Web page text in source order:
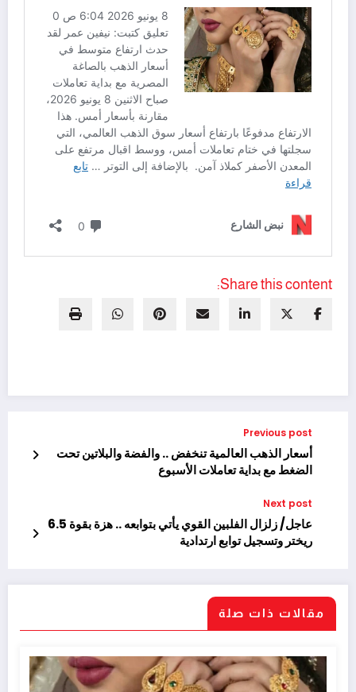
Share this content:
Previous post
أسعار الذهب العالمية تنخفض .. والفضة والبلاتين تحت
الضغط مع بداية تعاملات الأسبوع
Next post
عاجل/ زلزال الفلبين القوي يأتي بتوابعه .. هزة بقوة 6.5
ريختر وتسجيل توابع ارتدادية
مقالات ذات صلة